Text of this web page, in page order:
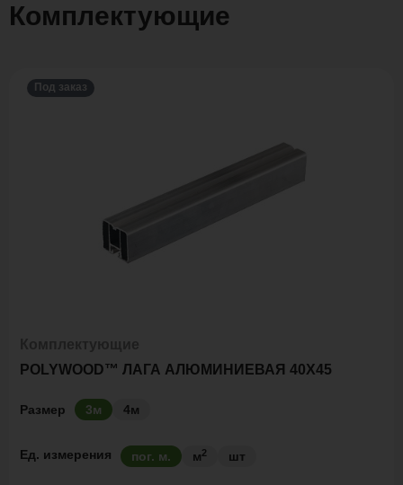
Комплектующие
Под заказ
POLYWOOD™ ЛАГА АЛЮМИНИЕВАЯ 40Х45
Размер 3м 4м
Ед. измерения пог. м. м2 шт